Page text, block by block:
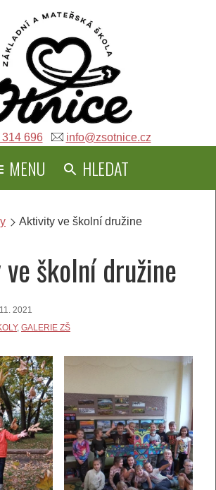
696 info@zsotnice.cz
MENU HLEDAT
Aktivity ve školní družine
školní družine
2021
, GALERIE ZŠ